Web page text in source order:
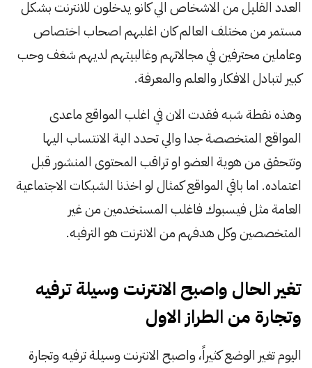
العدد القليل من الاشخاص الي كانو يدخلون للانترنت بشكل
مستمر من مختلف العالم كان اغلبهم اصحاب اختصاص
وعاملين محترفين في مجالاتهم وغالبيتهم لديهم شغف وحب
كبير لتبادل الافكار والعلم والمعرفة.
وهذه نقطة شبه فقدت الان في اغلب المواقع ماعدى
المواقع المتخصصة جدا والي تحدد الية الانتساب اليها
وتتحقق من هوية العضو او تراقب المحتوى المنشور قبل
اعتماده. اما باقي المواقع كمثال لو اخذنا الشبكات الاجتماعية
العامة مثل فيسبوك فاغلب المستخدمين من غير
المتخصصين وكل هدفهم من الانترنت هو الترفيه.
تغير الحال واصبح الانترنت وسيلة ترفيه
وتجارة من الطراز الاول
اليوم تغير الوضع كثيراً، واصبح الانترنت وسيلة ترفيه وتجارة